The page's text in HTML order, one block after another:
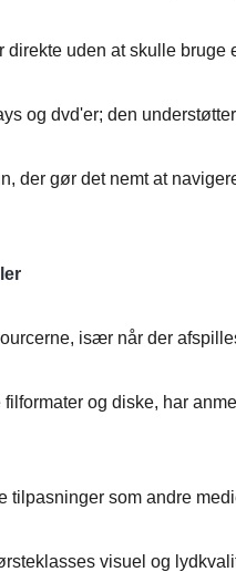
uden at skulle bruge
og dvd'er; den
der gør det nemt at
især når der
og diske, har
tilpasninger som andre
visuel og